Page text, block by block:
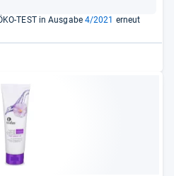
TEST in Ausgabe 4/2021 erneut